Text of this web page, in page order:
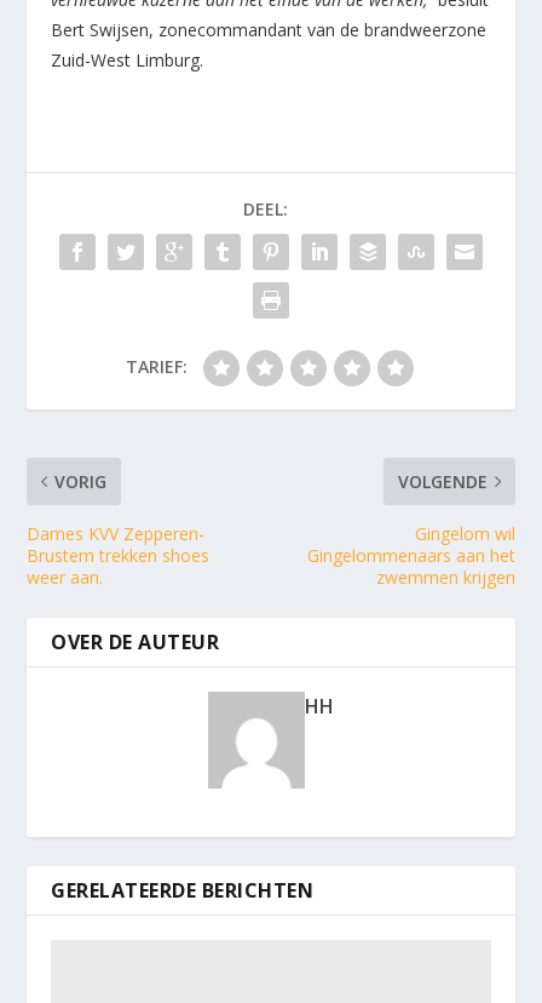
Bert Swijsen, zonecommandant van de brandweerzone
Zuid-West Limburg.
DEEL:
TARIEF:
VORIG
Dames KVV Zepperen-
Brustem trekken shoes
weer aan.
VOLGENDE
Gingelom wil
Gingelommenaars aan het
zwemmen krijgen
OVER DE AUTEUR
HH
GERELATEERDE BERICHTEN